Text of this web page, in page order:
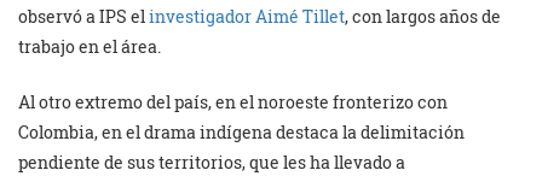
observó a IPS elinvestigador Aimé Tillet, con largos años de
trabajo en el área.
Al otro extremo del país, en el noroeste fronterizo con
Colombia, en el drama indígena destaca la delimitación
pendiente de sus territorios, que les ha llevado a